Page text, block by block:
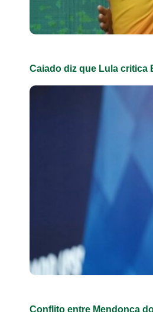
Caiado diz que Lula critica
Conflito entre Mendonça